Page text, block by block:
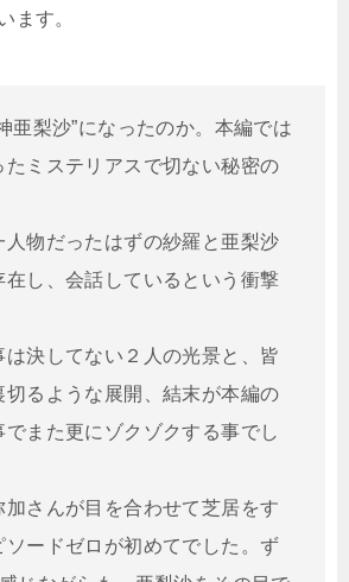
ます。
亜梨沙”になったのか。本編では
たミステリアスで切ない秘密の
人物だったはずの紗羅と亜梨沙
在し、会話しているという衝撃
は決してない２人の光景と、皆
切るような展開、結末が本編の
でまた更にゾクゾクする事でし
加さんが目を合わせて芝居をす
ソードゼロが初めてでした。ず